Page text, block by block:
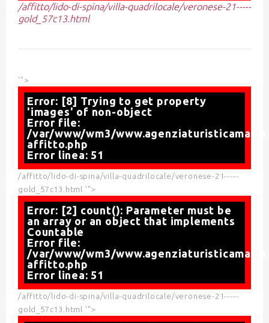
/affitto/lido-di-spina/villa-quadrilocale/veronese-21-----
gold_57c13.html
'">
Error: [8] Trying to get property
'images' of non-object
Error file:
/var/www/wm3/
affitto.php
Error linea: 51
/affitto/lido-di-spina/villa-quadrilocale/veronese-21-----
gold_57c13.html '">
Error: [2] count(): Parameter must be
an array or an object that implements
Countable
Error file:
/var/www/wm3/
affitto.php
Error linea: 51
/affitto/lido-di-spina/villa-quadrilocale/veronese-21-----
gold_57c13.html '">